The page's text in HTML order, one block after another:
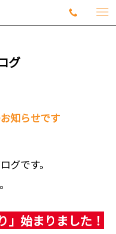
グ
知らせです
グです。
」始まりました！